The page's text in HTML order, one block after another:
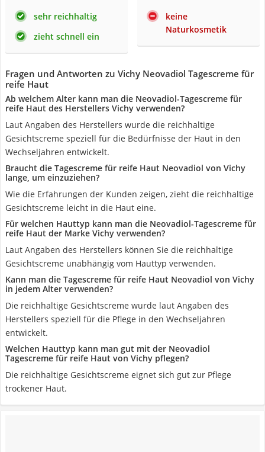
sehr reichhaltig
zieht schnell ein
keine
Naturkosmetik
Fragen und Antworten zu Vichy Neovadiol Tagescreme für
reife Haut
Ab welchem Alter kann man die Neovadiol-Tagescreme für
reife Haut des Herstellers Vichy verwenden?
Laut Angaben des Herstellers wurde die reichhaltige
Gesichtscreme speziell für die Bedürfnisse der Haut in den
Wechseljahren entwickelt.
Braucht die Tagescreme für reife Haut Neovadiol von Vichy
lange, um einzuziehen?
Wie die Erfahrungen der Kunden zeigen, zieht die reichhaltige
Gesichtscreme leicht in die Haut eine.
Für welchen Hauttyp kann man die Neovadiol-Tagescreme für
reife Haut der Marke Vichy verwenden?
Laut Angaben des Herstellers können Sie die reichhaltige
Gesichtscreme unabhängig vom Hauttyp verwenden.
Kann man die Tagescreme für reife Haut Neovadiol von Vichy
in jedem Alter verwenden?
Die reichhaltige Gesichtscreme wurde laut Angaben des
Herstellers speziell für die Pflege in den Wechseljahren
entwickelt.
Welchen Hauttyp kann man gut mit der Neovadiol
Tagescreme für reife Haut von Vichy pflegen?
Die reichhaltige Gesichtscreme eignet sich gut zur Pflege
trockener Haut.